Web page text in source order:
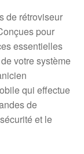
de rétroviseur
pour
essentielles
votre système
qui effectue
de
et le